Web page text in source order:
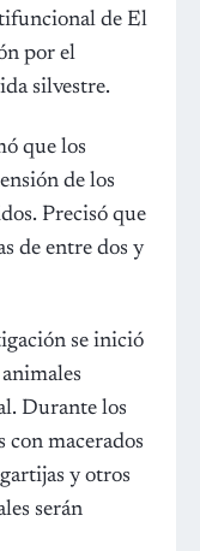
de El
por el
silvestre.
que los
de los
Precisó que
de entre dos y
se inició
Durante los
con macerados
y otros
serán